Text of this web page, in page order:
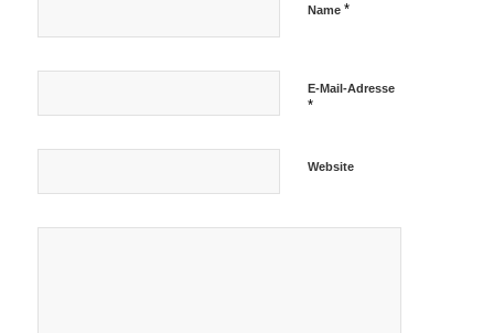
Name *
E-Mail-Adresse
*
Website